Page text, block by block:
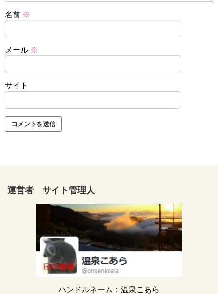
名前 ※
メール ※
サイト
運営者 サイト管理人
ハンドルネーム：温泉こあら